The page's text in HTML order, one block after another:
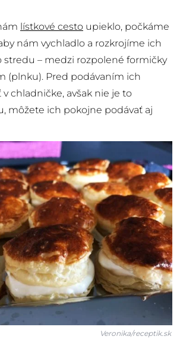
lístkové cesto upieklo, počkáme
nám vychladlo a rozkrojíme ich
stredu – medzi rozpolené formičky
(plnku). Pred podávaním ich
chladničke, avšak nie je to
môžete ich pokojne podávať aj
Veronika/receptik.sk